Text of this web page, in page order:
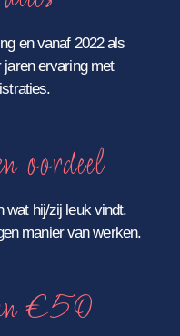
en vanaf 2022 als
ervaring met
oordeel
wat hij/zij leuk vindt.
manier van werken.
€50